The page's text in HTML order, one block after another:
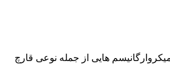
هایی از جمله نوعی قارچ